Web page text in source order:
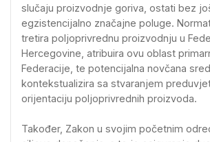
slučaju proizvodnje goriva, ostati bez
egzistencijalno značajne poluge.
tretira poljoprivrednu proizvodnju u
Hercegovine, atribuira ovu oblast
Federacije, te potencijalna novčana
kontekstualizira sa stvaranjem
orijentaciju poljoprivrednih proizvoda.
Također, Zakon u svojim početnim